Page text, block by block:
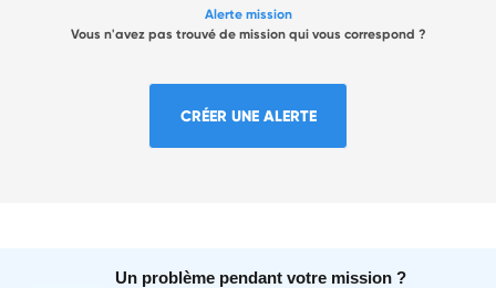
Alerte mission
Vous n'avez pas trouvé de mission qui vous correspond ?
CRÉER UNE ALERTE
Un problème pendant votre mission ?